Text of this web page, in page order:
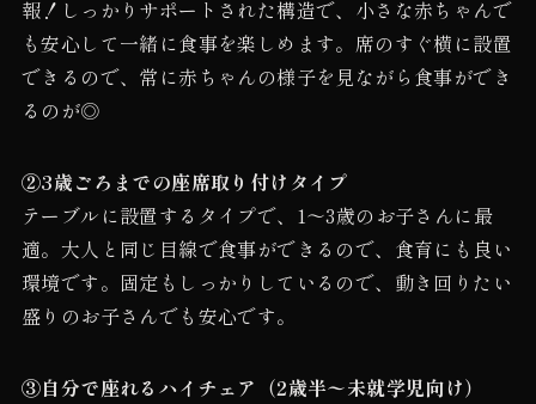
報！しっかりサポートされた構造で、小さな赤ちゃんで
も安心して一緒に食事を楽しめます。席のすぐ横に設置
できるので、常に赤ちゃんの様子を見ながら食事ができ
るのが◎
②3歳ごろまでの座席取り付けタイプ
テーブルに設置するタイプで、1〜3歳のお子さんに最
適。大人と同じ目線で食事ができるので、食育にも良い
環境です。固定もしっかりしているので、動き回りたい
盛りのお子さんでも安心です。
③自分で座れるハイチェア（2歳半〜未就学児向け）